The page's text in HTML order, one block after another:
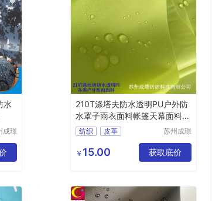
水
成璟
司
210T涤塔夫防水透明PU户外防
水罩子雨衣面料帐篷天幕面料涤
塔夫
纺织
皮革
涤纶面料
苏州成璟
有限公司
￥ 15.00 获取底价